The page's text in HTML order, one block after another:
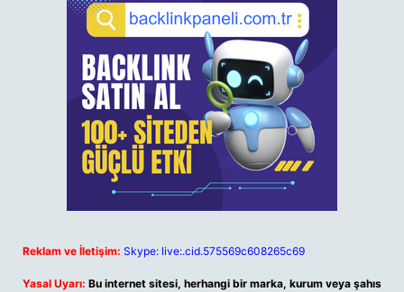
Reklam ve İletişim: Skype: live:.cid.575569c608265c69
Yasal Uyarı: Bu internet sitesi, herhangi bir marka, kurum veya şahıs